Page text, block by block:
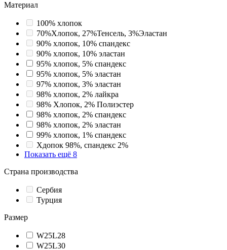
Материал
100% хлопок
70%Хлопок, 27%Тенсель, 3%Эластан
90% хлопок, 10% спандекс
90% хлопок, 10% эластан
95% хлопок, 5% спандекс
95% хлопок, 5% эластан
97% хлопок, 3% эластан
98% хлопок, 2% лайкра
98% Хлопок, 2% Полиэстер
98% хлопок, 2% спандекс
98% хлопок, 2% эластан
99% хлопок, 1% спандекс
Хдопок 98%, спандекс 2%
Показать ещё 8
Страна производства
Сербия
Турция
Размер
W25L28
W25L30